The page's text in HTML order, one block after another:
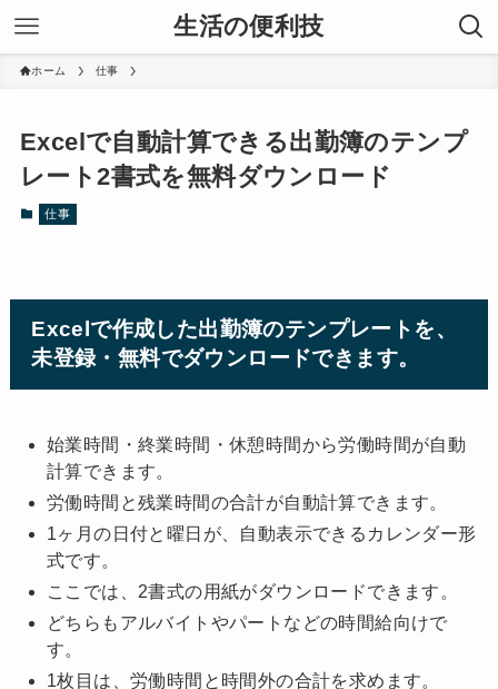
生活の便利技
ホーム 仕事
Excelで自動計算できる出勤簿のテンプ
レート2書式を無料ダウンロード
仕事
Excelで作成した出勤簿のテンプレートを、
未登録・無料でダウンロードできます。
始業時間・終業時間・休憩時間から労働時間が自動
計算できます。
労働時間と残業時間の合計が自動計算できます。
1ヶ月の日付と曜日が、自動表示できるカレンダー形
式です。
ここでは、2書式の用紙がダウンロードできます。
どちらもアルバイトやパートなどの時間給向けで
す。
1枚目は、労働時間と時間外の合計を求めます。